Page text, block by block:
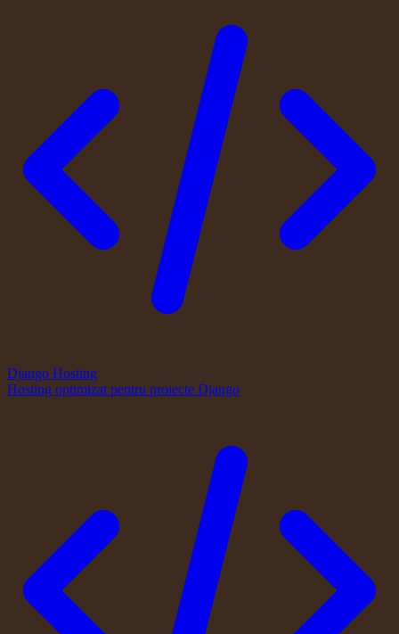
Django Hosting
Hosting optimizat pentru proiecte Django